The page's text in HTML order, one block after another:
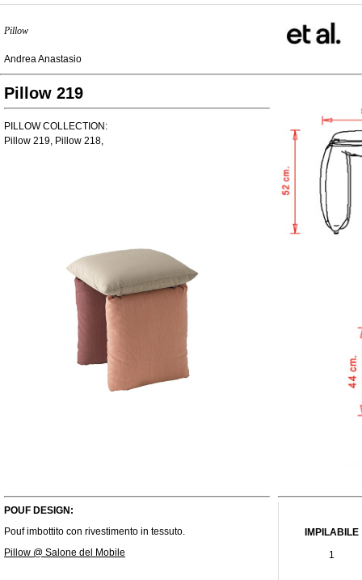
Pillow
Andrea Anastasio
Pillow 219
PILLOW COLLECTION:
Pillow 219, Pillow 218,
POUF DESIGN:
Pouf imbottito con rivestimento in tessuto.
Pillow @ Salone del Mobile
IMPILABILE
1